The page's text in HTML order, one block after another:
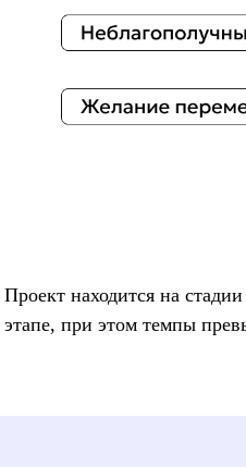
Проект находится на
этапе, при этом темпы